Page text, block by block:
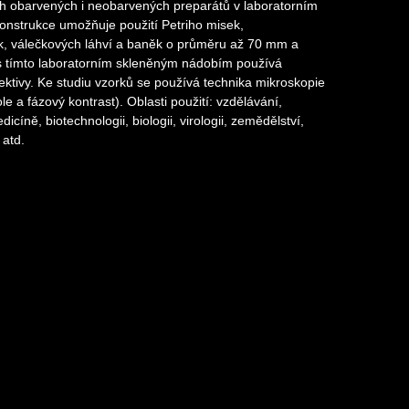
obarvených i neobarvených preparátů v laboratorním
umožňuje použití Petriho misek,
válečkových láhví a baněk o průměru až 70 mm a
laboratorním skleněným nádobím používá
Ke studiu vzorků se používá technika mikroskopie
a fázový kontrast). Oblasti použití: vzdělávání,
biotechnologii, biologii, virologii, zemědělství,